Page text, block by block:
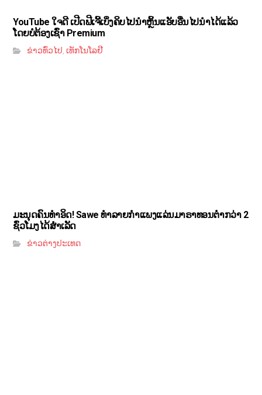
YouTube ໃຈດີ ເປີດຟີເຈີ້ເບິ່ງຄິບໄປນຳຫຼິ້ນແອັບອື່ນໄປນຳໄດ້ແລ້ວ
ໂດຍບໍ່ຕ້ອງເຊົ່າ Premium
ຂ່າວທົ່ວໄປ ,ເທັກໂນໂລຢີ
ມະນຸດຄົນທຳອິດ! Sawe ທຳລາຍກຳແພງແລ່ນມາຣາທອນຕ່ຳກວ່າ 2
ຊົ່ວໂມງໄດ້ສຳເລັດ
ຂ່າວຕ່າງປະເທດ